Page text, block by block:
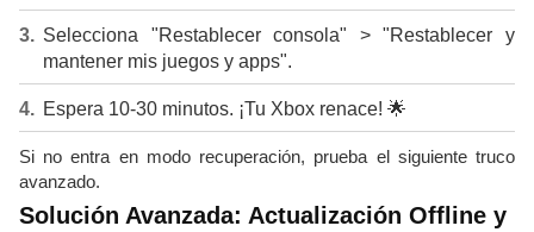
Selecciona "Restablecer consola" > "Restablecer y
mantener mis juegos y apps".
Espera 10-30 minutos. ¡Tu Xbox renace! 🌟
Si no entra en modo recuperación, prueba el siguiente truco
avanzado.
Solución Avanzada: Actualización Offline y